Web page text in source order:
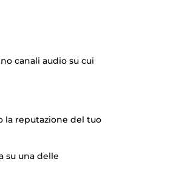
canali audio su cui
la reputazione del tuo
su una delle